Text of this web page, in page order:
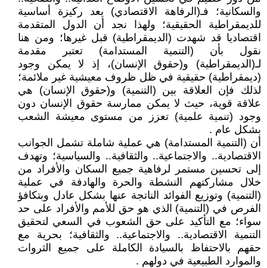
والسكانية؛ فـ(الرفاهة الاقتصادي) يعد ركيزة أساسية
للديمقراطية الحقيقية؛ ولهذا نجد أن الدول المتقدمة
اقتصاديا قد شهدت (الديمقراطية) قبل غيرها؛ ومن هنا
نقول بأن (التنمية المستدامة) تعتبر مقدمة
لـ(الديمقراطية) و(حقوق الإنسان)، إذ لا يمكن وجود
(ديمقراطية) حقيقية في ظل ظروف معيشية غير ملائمة؛
لذلك فإن العلاقة بين (التنمية) و(حقوق الإنسان) هي
علاقة قوية، حيث لا يمكن ممارسة حقوق الإنسان دون
وجود (تنمية علمية) تعزز من مستوى معيشة الشعب
بشكل عام .
أن (التنمية المستدامة) هي عملية شاملة تشمل الجوانب
الاقتصادية.. والاجتماعية.. والثقافية.. والسياسية؛ وتهدف
إلى تحسين مستمر لرفاهية جميع السكان والأفراد من
خلال مشاركتهم النشطة والحرة والهادفة في عملية
(التنمية) وتوزيع الفوائد الناتجة عنها بشكل عادل وبتكافؤ
الفرص في (التنمية) الذي هو حق للأمم والأفراد على حد
سواء؛ مع التأكيد على حق الشعوب في السعي لتحقيق
التنمية الاقتصادية.. والاجتماعية.. والثقافية؛ بحرية مع
حقهم بالاحتفاظ بالسيادة الكاملة على جميع الثروات
والموارد الطبيعية في دولهم .